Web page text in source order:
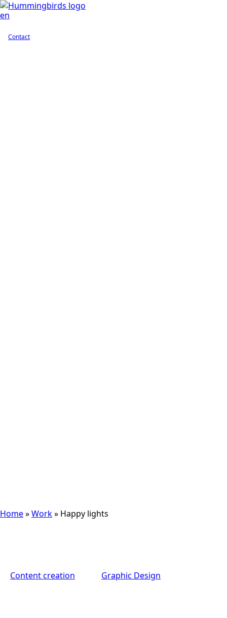
en
Contact
Home»Work» Happy lights
Content creation Graphic Design